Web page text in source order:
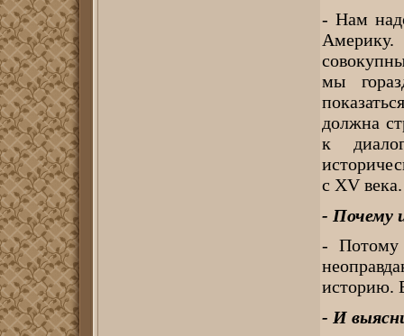
- Нам
мы
должна
к
с XV века.
- Почему
- Потому
историю.
- И